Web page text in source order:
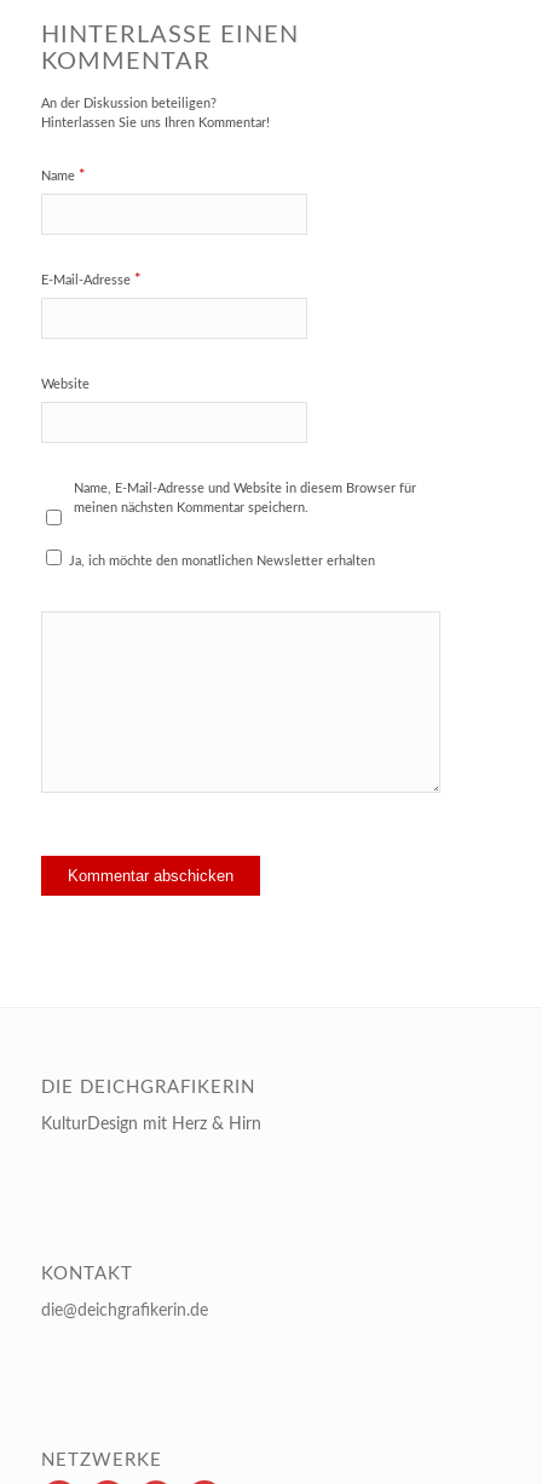
HINTERLASSE EINEN
KOMMENTAR
An der Diskussion beteiligen?
Hinterlassen Sie uns Ihren Kommentar!
Name *
E-Mail-Adresse *
Website
Name, E-Mail-Adresse und Website in diesem Browser für
meinen nächsten Kommentar speichern.
Ja, ich möchte den monatlichen Newsletter erhalten
DIE DEICHGRAFIKERIN
KulturDesign mit Herz & Hirn
KONTAKT
die@deichgrafikerin.de
NETZWERKE